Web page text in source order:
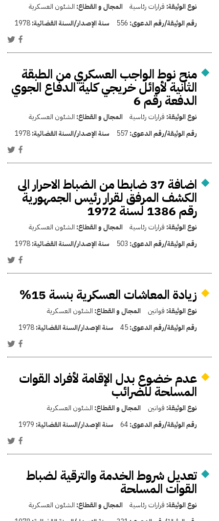
نوع الوثيقة: قرارات رئاسية المجال و القطاع: الشئون العسكرية
رقم الوثيقة/رقم الدعوى: 556 سنة الإصدار/السنة القضائية:1978
منح نوط الواجب العسكري من الطبقة
الثانية لأوائل خريجي كلية الدفاع الجوي
الدفعة رقم 6
نوع الوثيقة: قرارات رئاسية المجال و القطاع: الشئون العسكرية
رقم الوثيقة/رقم الدعوى:557 سنة الإصدار/السنة القضائية:1978
اضافة 37 ضابطا من الضباط الاحرار الى
الكشف المرفق لقرار رئيس الجمهورية
رقم 1386 لسنة 1972
نوع الوثيقة: قرارات رئاسية المجال و القطاع: الشئون العسكرية
رقم الوثيقة/رقم الدعوى: 503 سنة الإصدار/السنة القضائية:1978
زيادة المعاشات العسكرية بنسة 15%
نوع الوثيقة: قوانين المجال و القطاع: الشئون العسكرية
رقم الوثيقة/رقم الدعوى:45 سنة الإصدار/السنة القضائية:1978
عدم خضوع بدل الإقامة لأفراد القوات
المسلحة للضرائب
نوع الوثيقة: قوانين المجال و القطاع: الشئون العسكرية
رقم الوثيقة/رقم الدعوى:64 سنة الإصدار/السنة القضائية: 1979
تعديل شروط الخدمة والترقية لضباط
القوات المسلحة
نوع الوثيقة: قرارات رئاسية المجال و القطاع: الشئون العسكرية